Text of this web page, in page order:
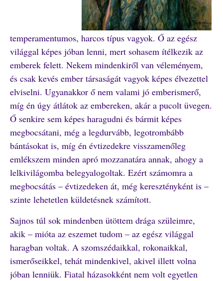
temperamentumos, harcos típus vagyok. Ő az egész
világgal képes jóban lenni, mert sohasem ítélkezik az
emberek felett. Nekem mindenkiről van véleményem,
és csak kevés ember társaságát vagyok képes élvezettel
elviselni. Ugyanakkor ő nem valami jó emberismerő,
míg én úgy átlátok az embereken, akár a pucolt üvegen.
Ő senkire sem képes haragudni és bármit képes
megbocsátani, még a legdurvább, legotrombább
bántásokat is, míg én évtizedekre visszamenőleg
emlékszem minden apró mozzanatára annak, ahogy a
lelkivilágomba belegyalogoltak. Ezért számomra a
megbocsátás – évtizedeken át, még keresztényként is –
szinte lehetetlen küldetésnek számított.
Sajnos túl sok mindenben ütöttem drága szüleimre,
akik – mióta az eszemet tudom – az egész világgal
haragban voltak. A szomszédaikkal, rokonaikkal,
ismerőseikkel, tehát mindenkivel, akivel illett volna
jóban lenniük. Fiatal házasokként nem volt egyetlen